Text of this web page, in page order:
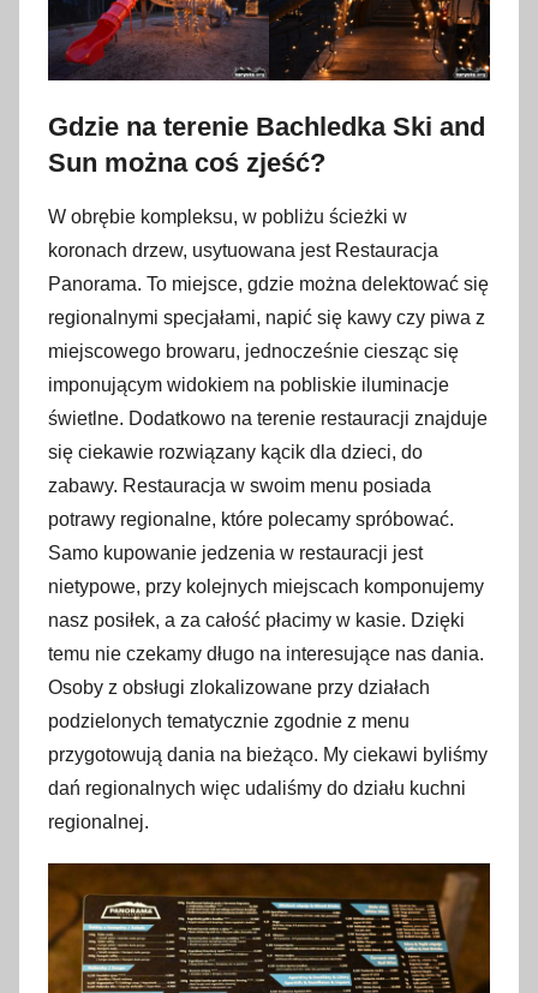
Gdzie na terenie Bachledka Ski and
Sun można coś zjeść?
W obrębie kompleksu, w pobliżu ścieżki w
koronach drzew, usytuowana jest Restauracja
Panorama. To miejsce, gdzie można delektować się
regionalnymi specjałami, napić się kawy czy piwa z
miejscowego browaru, jednocześnie ciesząc się
imponującym widokiem na pobliskie iluminacje
świetlne. Dodatkowo na terenie restauracji znajduje
się ciekawie rozwiązany kącik dla dzieci, do
zabawy. Restauracja w swoim menu posiada
potrawy regionalne, które polecamy spróbować.
Samo kupowanie jedzenia w restauracji jest
nietypowe, przy kolejnych miejscach komponujemy
nasz posiłek, a za całość płacimy w kasie. Dzięki
temu nie czekamy długo na interesujące nas dania.
Osoby z obsługi zlokalizowane przy działach
podzielonych tematycznie zgodnie z menu
przygotowują dania na bieżąco. My ciekawi byliśmy
dań regionalnych więc udaliśmy do działu kuchni
regionalnej.